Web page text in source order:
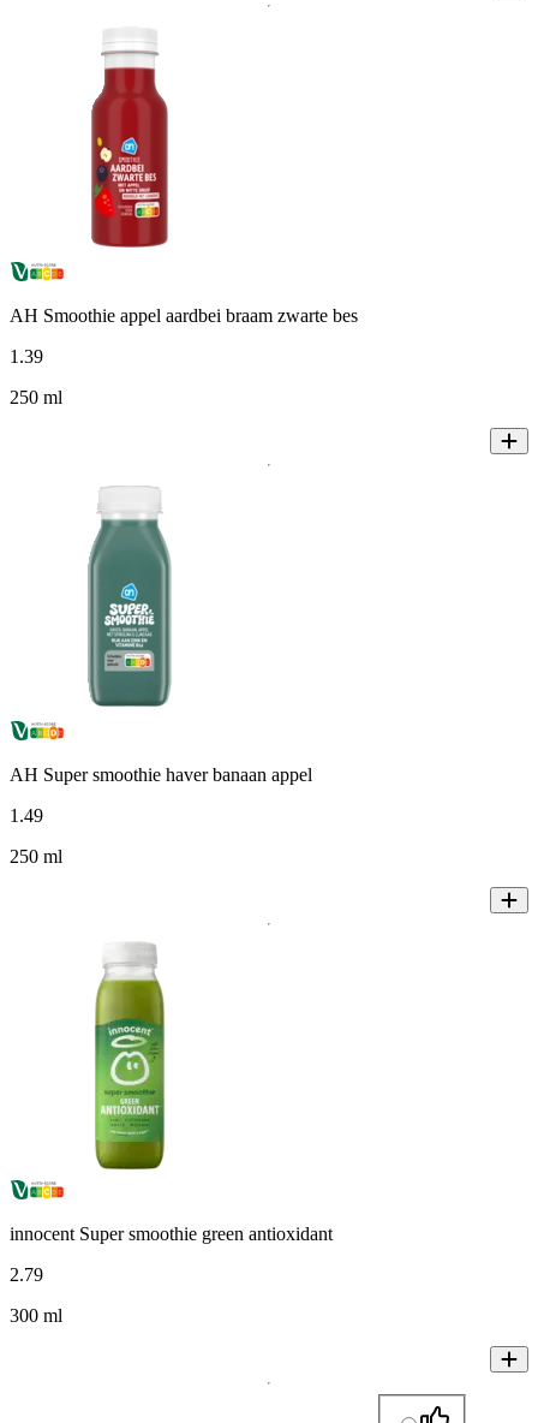
AH Smoothie appel aardbei braam zwarte bes
1 .39
250 ml
AH Super smoothie haver banaan appel
1 .49
250 ml
innocent Super smoothie green antioxidant
2.79
300 ml